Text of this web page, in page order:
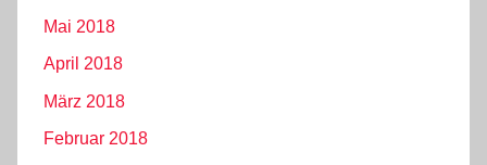
Mai 2018
April 2018
März 2018
Februar 2018